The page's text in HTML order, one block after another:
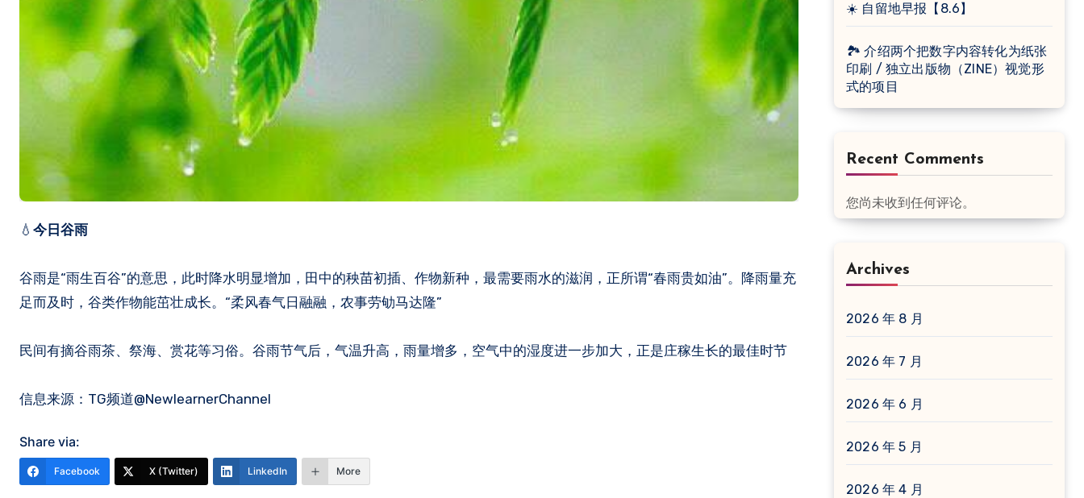
💧 今日谷雨
谷雨是“雨生百谷”的意思，此时降水明显增加，田中的秧苗初插、作物新种，最需要雨水的滋润，正所谓“春雨贵如油”。降雨量充
足而及时，谷类作物能茁壮成长。“柔风春气日融融，农事劳劬马达隆”
民间有摘谷雨茶、祭海、赏花等习俗。谷雨节气后，气温升高，雨量增多，空气中的湿度进一步加大，正是庄稼生长的最佳时节
信息来源：TG频道@NewlearnerChannel
Share via:
Facebook X (Twitter) LinkedIn More
☀️ 自留地早报【8.6】
🏞 介绍两个把数字内容转化为纸张
印刷 / 独立出版物（ZINE）视觉形
式的项目
Recent Comments
您尚未收到任何评论。
Archives
2026 年 8 月
2026 年 7 月
2026 年 6 月
2026 年 5 月
2026 年 4 月